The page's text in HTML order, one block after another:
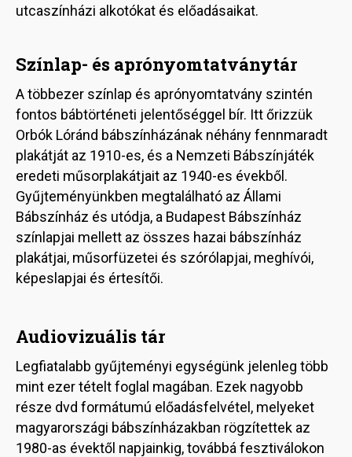
utcaszínházi alkotókat és előadásaikat.
Színlap- és aprónyomtatványtár
A többezer színlap és aprónyomtatvány szintén
fontos bábtörténeti jelentőséggel bír. Itt őrizzük
Orbók Lóránd bábszínházának néhány fennmaradt
plakátját az 1910-es, és a Nemzeti Bábszínjáték
eredeti műsorplakátjait az 1940-es évekből.
Gyűjteményünkben megtalálható az Állami
Bábszínház és utódja, a Budapest Bábszínház
színlapjai mellett az összes hazai bábszínház
plakátjai, műsorfüzetei és szórólapjai, meghívói,
képeslapjai és értesítői.
Audiovizuális tár
Legfiatalabb gyűjteményi egységünk jelenleg több
mint ezer tételt foglal magában. Ezek nagyobb
része dvd formátumú előadásfelvétel, melyeket
magyarországi bábszínházakban rögzítettek az
1980-as évektől napjainkig, továbbá fesztiválokon